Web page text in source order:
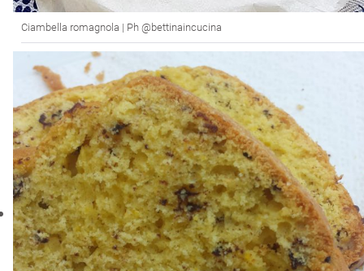
Ciambella romagnola | Ph @bettinaincucina